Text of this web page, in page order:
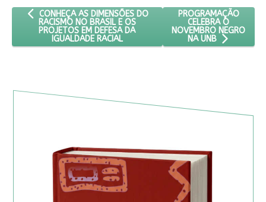
ARTIGO ANTERIOR: CONHEÇA AS DIMENSÕES DO RACISMO
CONHEÇA AS DIMENSÕES DO
RACISMO NO BRASIL E OS
PROJETOS EM DEFESA DA
IGUALDADE RACIAL
PRÓXIMO ARTIGO:
PROGRAMAÇÃO
CELEBRA O
NOVEMBRO NEGRO
NA UNB